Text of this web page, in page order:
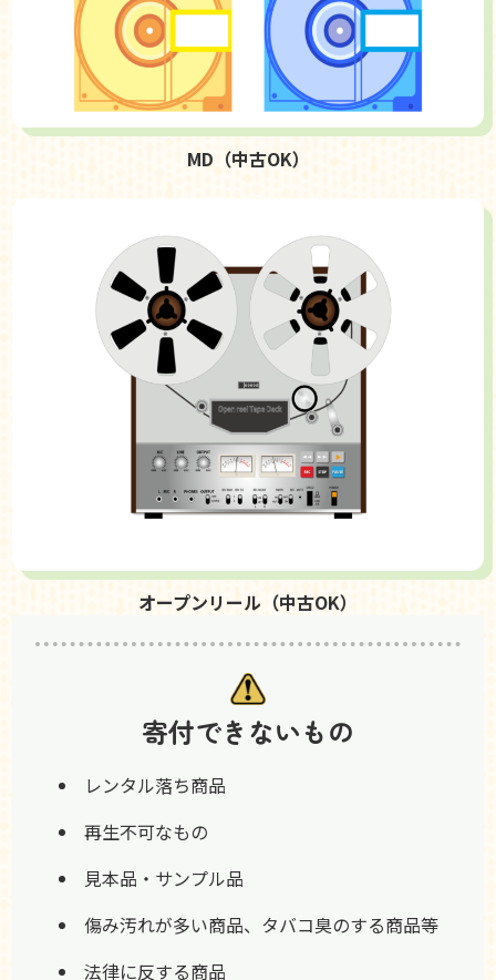
MD（中古OK）
オープンリール（中古OK）
寄付できないもの
レンタル落ち商品
再生不可なもの
見本品・サンプル品
傷み汚れが多い商品、タバコ臭のする商品等
法律に反する商品